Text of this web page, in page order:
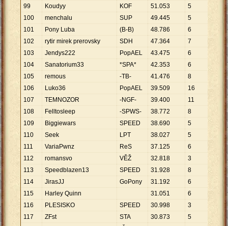
99
Koudyy KOF 51.053 5 10
100
menchalu SUP 49.445 5
101
Pony Luba (B-B) 48.786 6
102
rytir mirek prerovsky SDH 47.364 7
103
Jendys222 PopAEL 43.475 6 7
104
Sanatorium33 *SPA* 42.353 6
105
remous -TB- 41.476 8 5
106
Luko36 PopAEL 39.509 16
107
TEMNOZOR -NGF- 39.400 11
108
Felltosleep -SPWS- 38.772 8
109
Biggiewars SPEED 38.690 5 7
110
Seek LPT 38.027 5
111
VariaPwnz ReS 37.125 6
112
romansvo VĚŽ 32.818 3 10
113
Speedblazen13 SPEED 31.928 8
114
JirasJJ GoPony 31.192 6
115
Harley Quinn 31.051 6
116
PLESISKO SPEED 30.998 3 10
117
ZFst STA 30.873 5